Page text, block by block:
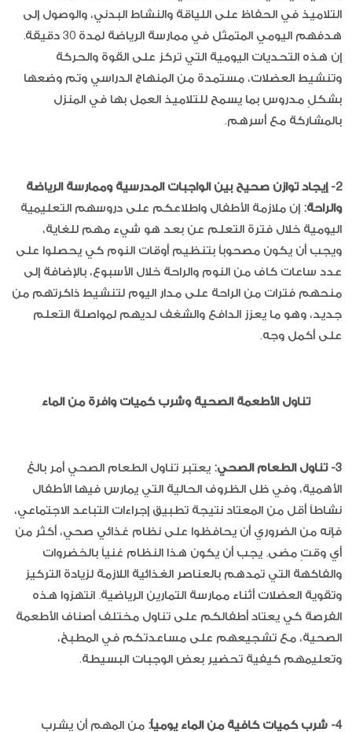
التلاميذ في الحفاظ على اللياقة والنشاط البدني، والوصول إلى
هدفهم اليومي المتمثل في ممارسة الرياضة لمدة 30 دقيقة.
إن هذه التحديات اليومية التي تركز على القوة والحركة
وتنشيط العضلات، مستمدة من المنهاج الدراسي وتم وضعها
بشكلٍ مدروس بما يسمح للتلاميذ العمل بها في المنزل
بالمشاركة مع أسرهم.
2- إيجاد توازن صحيح بين الواجبات المدرسية وممارسة الرياضة
والراحة: إن ملازمة الأطفال واطلاعكم على دروسهم التعليمية
اليومية خلال فترة التعلم عن بعد هو شيء مهم للغاية،
ويجب أن يكون مصحوباً بتنظيم أوقات النوم كي يحصلوا على
عدد ساعات كاف من النوم والراحة خلال الأسبوع، بالإضافة إلى
منحهم فترات من الراحة على مدار اليوم لتنشيط ذاكرتهم من
جديد، وهو ما يعزز الدافع والشغف لديهم لمواصلة التعلم
على أكمل وجه.
تناول الأطعمة الصحية وشرب كميات وافرة من الماء
3- تناول الطعام الصحي: يعتبر تناول الطعام الصحي أمر بالغ
الأهمية، وفي ظل الظروف الحالية التي يمارس فيها الأطفال
نشاطاً أقل من المعتاد نتيجة تطبيق إجراءات التباعد الاجتماعي،
فإنه من الضروري أن يحافظوا على نظام غذائي صحي، أكثر من
أي وقتٍ مضى. يجب أن يكون هذا النظام غنياً بالخضروات
والفاكهة التي تمدهم بالعناصر الغذائية اللازمة لزيادة التركيز
وتقوية العضلات أثناء ممارسة التمارين الرياضية. انتهزوا هذه
الفرصة كي يعتاد أطفالكم على تناول مختلف أصناف الأطعمة
الصحية، مع تشجيعهم على مساعدتكم في المطبخ،
وتعليمهم كيفية تحضير بعض الوجبات البسيطة.
4- شرب كميات كافية من الماء يومياً: من المهم أن يشرب